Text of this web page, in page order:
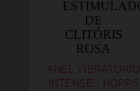
ANEL VIBRATÓRIO
INTENSE - HOPPS